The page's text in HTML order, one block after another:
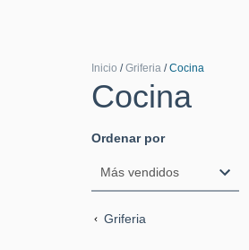
Inicio / Griferia / Cocina
Cocina
Ordenar por
Griferia